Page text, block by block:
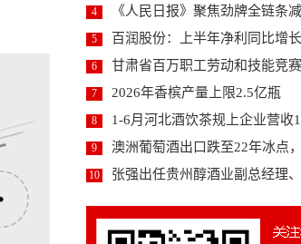
4 《人民日报》聚焦劲牌全链条减碳
5 百润股份：上半年净利同比增
6 甘肃省百万职工劳动和技能竞赛
7 2026年香槟产量上限2.5亿瓶
8 1-6月河北酒饮茶规上企业营收
9 澳洲葡萄酒出口跌至22年冰点，中
10 张强出任贵州醇酒业副总经理